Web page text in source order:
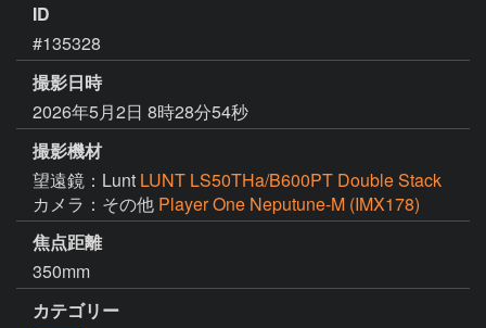
ID
#135328
撮影日時
2026年5月2日 8時28分54秒
撮影機材
望遠鏡：Lunt LUNT LS50THa/B600PT Double Stack
カメラ：その他 Player One Neputune-M (IMX178)
焦点距離
350mm
カテゴリー